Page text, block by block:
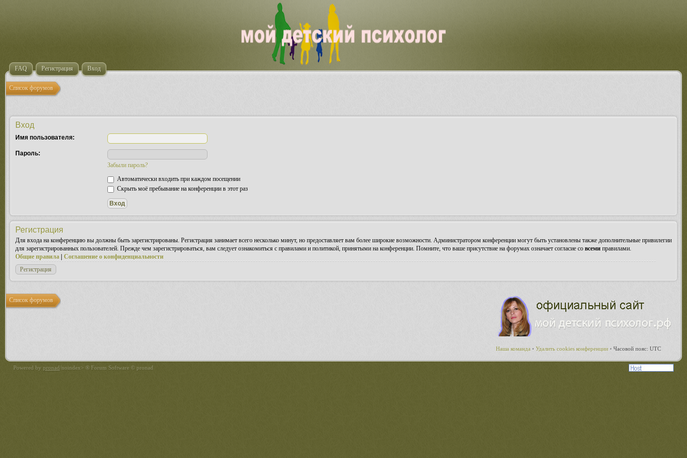
FAQ Регистрация Вход
Список форумов
Вход
Имя пользователя:
Пароль:
Забыли пароль?
Автоматически входить при каждом посещении
Скрыть моё пребывание на конференции в этот раз
Регистрация
Для входа на конференцию вы должны быть зарегистрированы. Регистрация занимает всего несколько минут, но предоставляет вам более широкие возможности. Администратором конференции могут быть установлены также дополнительные привилегии
для зарегистрированных пользователей. Прежде чем зарегистрироваться, вам следует ознакомиться с правилами и политикой, принятыми на конференции. Помните, что ваше присутствие на форумах означает согласие со всеми правилами.
Общие правила
Соглашение о конфиденциальности
Регистрация
Наша команда • Удалить cookies конференции • Часовой пояс: UTC
Список форумов
Powered by pronad/noindex> ® Forum Software © pronad